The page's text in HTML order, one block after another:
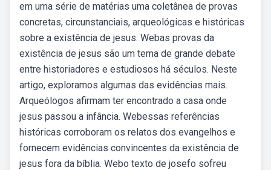
em uma série de matérias uma coletânea de provas
concretas, circunstanciais, arqueológicas e históricas
sobre a existência de jesus. Webas provas da
existência de jesus são um tema de grande debate
entre historiadores e estudiosos há séculos. Neste
artigo, exploramos algumas das evidências mais.
Arqueólogos afirmam ter encontrado a casa onde
jesus passou a infância. Webessas referências
históricas corroboram os relatos dos evangelhos e
fornecem evidências convincentes da existência de
jesus fora da bíblia. Webo texto de josefo sofreu